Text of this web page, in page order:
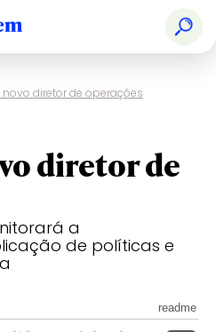
novo diretor de operações
diretor de
a
de políticas e
readme